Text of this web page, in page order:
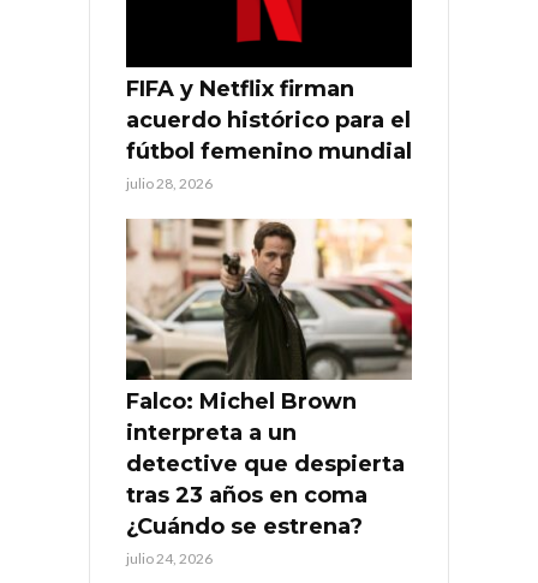
FIFA y Netflix firman
acuerdo histórico para el
fútbol femenino mundial
julio 28, 2026
Falco: Michel Brown
interpreta a un
detective que despierta
tras 23 años en coma
¿Cuándo se estrena?
julio 24, 2026